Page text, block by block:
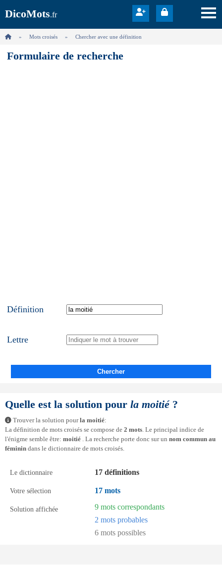
DicoMots.fr
Mots croisés Chercher avec une définition
Formulaire de recherche
Définition
Lettre
Chercher
Quelle est la solution pour la moitié?
Trouver la solution pourla moitié:
La définition de mots croisés se compose de 2 mots. Le principal indice de
l'énigme semble être: moitié . La recherche porte donc sur un nom commun au
féminin dans le dictionnaire de mots croisés.
Le dictionnaire 17 définitions
Votre sélection 17 mots
Solution affichée
9 mots correspondants
2 mots probables
6 mots possibles